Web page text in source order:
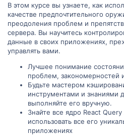
В этом курсе вы узнаете, как
качестве предпочтительного
преодоления проблем и
сервера. Вы научитесь
данные в своих приложениях,
управлять вами.
Лучшее понимание
проблем, закономерностей
Будьте мастером
инструментами и знаниями
выполняйте его вручную.
Знайте все ядро React Query
использовать все его
приложениях